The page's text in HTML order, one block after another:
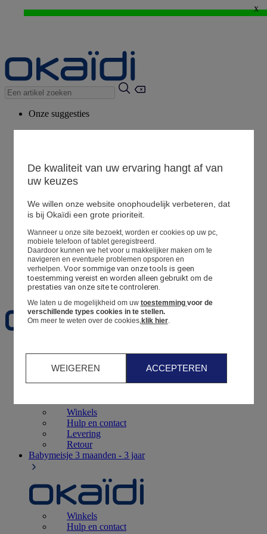
WEB ONLY: -20%* vanaf 3 aangekochte artikelen > Ik geniat ervan !
x
Onze suggesties
Bekijk alle artikelen
Winkel
Mijn informatie
Een bestelling volgen
Mandje
Favorieten
Geboorte0 - 12 maanden
Winkels
Hulp en contact
Levering
Retour
Babymeisje 3 maanden - 3 jaar
Winkels
Hulp en contact
De kwaliteit van uw ervaring hangt af van
uw keuzes
We willen onze website onophoudelijk verbeteren, dat
is bij Okaïdi een grote prioriteit.
Wanneer u onze site bezoekt, worden er cookies op uw pc,
mobiele telefoon of tablet geregistreerd.
Daardoor kunnen we het voor u makkelijker maken om te
navigeren en eventuele problemen opsporen en
verhelpen. Voor sommige van onze tools is geen
toestemming vereist en worden alleen gebruikt om de
prestaties van onze site te controleren.
We laten u de mogelijkheid om uw toestemming voor de
verschillende types cookies in te stellen.
Om meer te weten over de cookies,klik hier.
WEIGEREN ACCEPTEREN